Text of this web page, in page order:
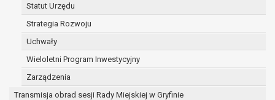
Statut Urzędu
Strategia Rozwoju
Uchwały
Wieloletni Program Inwestycyjny
Zarządzenia
Transmisja obrad sesji Rady Miejskiej w Gryfinie
określonym w treści zgody.
W związku z przetwarzaniem danych w celu
wskazanym w pkt. 3, dane osobowe mogą być
udostępniane innym upoważnionym odbiorcom lub
kategoriom odbiorców danych osobowych.
Odbiorcami mogą być:
podmioty, które przetwarzają dane